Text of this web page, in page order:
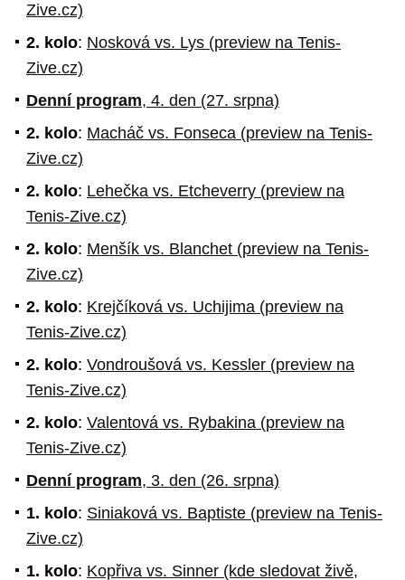
Zive.cz)
2. kolo: Nosková vs. Lys (preview na Tenis-
Zive.cz)
Denní program, 4. den (27. srpna)
2. kolo: Macháč vs. Fonseca (preview na Tenis-
Zive.cz)
2. kolo: Lehečka vs. Etcheverry (preview na
Tenis-Zive.cz)
2. kolo: Menšík vs. Blanchet (preview na Tenis-
Zive.cz)
2. kolo: Krejčíková vs. Uchijima (preview na
Tenis-Zive.cz)
2. kolo: Vondroušová vs. Kessler (preview na
Tenis-Zive.cz)
2. kolo: Valentová vs. Rybakina (preview na
Tenis-Zive.cz)
Denní program, 3. den (26. srpna)
1. kolo: Siniaková vs. Baptiste (preview na Tenis-
Zive.cz)
1. kolo: Kopřiva vs. Sinner (kde sledovat živě,